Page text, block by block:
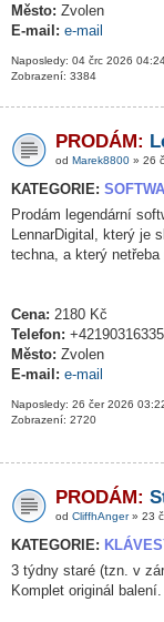
Město: Zvolen
E-mail: e-mail
Naposledy: 04 črc 2026
Zobrazení: 3384
PRODÁM:
od Marek8800 » 26
KATEGORIE:
Prodám legendární
LennarDigital, který je
techna, a který netřeba
Cena: 2180 Kč
Telefon:
Město: Zvolen
E-mail: e-mail
Naposledy: 26 čer 2026
Zobrazení: 2720
PRODÁM:
od CliffhAnger» 23
KATEGORIE:
3 týdny staré (tzn. v
Komplet originál